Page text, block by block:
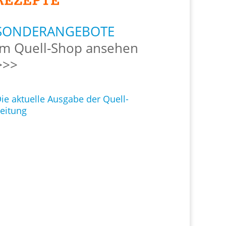
Quell-Shop ansehen
aktuelle Ausgabe der Quell-